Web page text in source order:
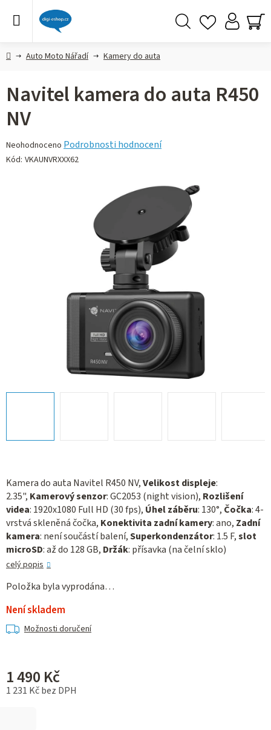
DomůAuto Moto Nářadí Kamery do auta
Kamera do auta Navitel R450 NV,Velikost displeje:
2.35", Kamerový senzor: GC2053 (night vision), Rozlišení
videa: 1920х1080 Full HD (30 fps), Úhel záběru: 130°, Čočka: 4-
vrstvá skleněná čočka, Konektivita zadní kamery: ano, Zadní
kamera: není součástí balení,Superkondenzátor: 1.5 F,slot
microSD: až do 128 GB, Držák: přísavka (na čelní sklo)
celý popis
Položka byla vyprodána…
Není skladem
Možnosti doručení
1 490 Kč
1 231 Kč bez DPH
Navitel kamera do auta R450
NV
Průměrné
hodnocení
Neohodnoceno Podrobnosti hodnocení
Kód: VKAUNVRXXX62